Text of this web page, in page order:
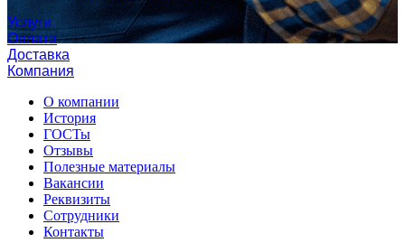
Услуги
Оплата
Доставка
Компания
О компании
История
ГОСТы
Отзывы
Полезные материалы
Вакансии
Реквизиты
Сотрудники
Контакты